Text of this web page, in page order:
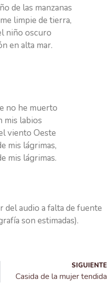
de las manzanas
limpie de tierra,
niño oscuro
en alta mar.
no he muerto
mis labios
viento Oeste
mis lágrimas,
mis lágrimas.
audio a falta de fuente
son estimadas).
SIGUIENTE
Casida de la mujer tendida